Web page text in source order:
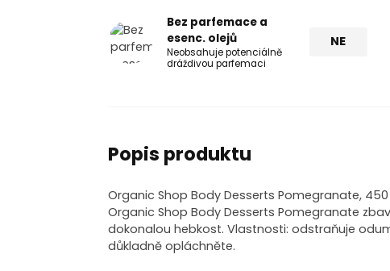
Bez parfemace a
esenc. olejů
Neobsahuje potenciálně
dráždivou parfemaci
NE
Popis produktu
Organic Shop Body Desserts Pomegranate,
Organic Shop Body Desserts Pomegranate
dokonalou hebkost. Vlastnosti: odstraňuje
důkladně opláchněte.